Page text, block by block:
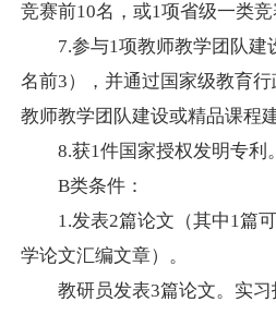
竞赛前10名，或1项省级一类
7.参与1项教师教学团队建
名前3），并通过国家级教育
教师教学团队建设或精品课程
8.获1件国家授权发明专利。
B类条件：
1.发表2篇论文（其中1篇
学论文汇编文章）。
教研员发表3篇论文。实